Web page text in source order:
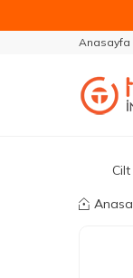
Anasayfa
Cilt